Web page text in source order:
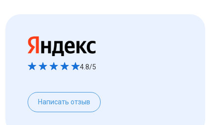
4.8/5
Написать отзыв